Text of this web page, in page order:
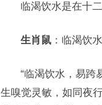
临渴饮水是在十
生肖鼠 ：临渴饮
“临渴饮水，易跨
生嗅觉灵敏，如同夜